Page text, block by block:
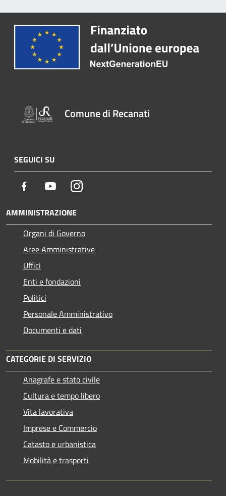
Comune di Recanati
SEGUICI SU
Facebook YoutubeInstagram
AMMINISTRAZIONE
Organi di Governo
Aree Amministrative
Uffici
Enti e fondazioni
Politici
Personale Amministrativo
Documenti e dati
CATEGORIE DI SERVIZIO
Anagrafe e stato civile
Cultura e tempo libero
Vita lavorativa
Imprese e Commercio
Catasto e urbanistica
Mobilità e trasporti